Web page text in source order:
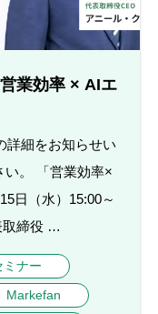
業効率 × AIエ
詳細をお知らせい
い。 「営業効率×
日（水）15:00～
取締役 …
ミナー